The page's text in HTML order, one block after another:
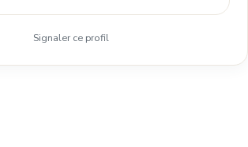
Signaler ce profil